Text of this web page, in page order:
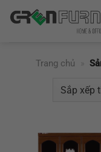
đến
Trang chủ
»